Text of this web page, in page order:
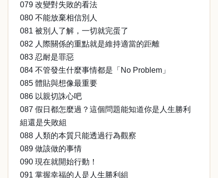
079 改變對失敗的看法
080 不能放棄相信別人
081 被別人了解，一切就完蛋了
082 人際關係的重點就是維持適當的距離
083 忍耐是罪惡
084 不管發生什麼事情都是「No Problem」
085 體貼與想像最重要
086 以親切誅心吧
087 假日都怎麼過？這個問題能知道你是人生勝利
組還是失敗組
088 人類的本質只能透過行為觀察
089 做該做的事情
090 現在就開始行動！
091 掌握幸福的人是人生勝利組